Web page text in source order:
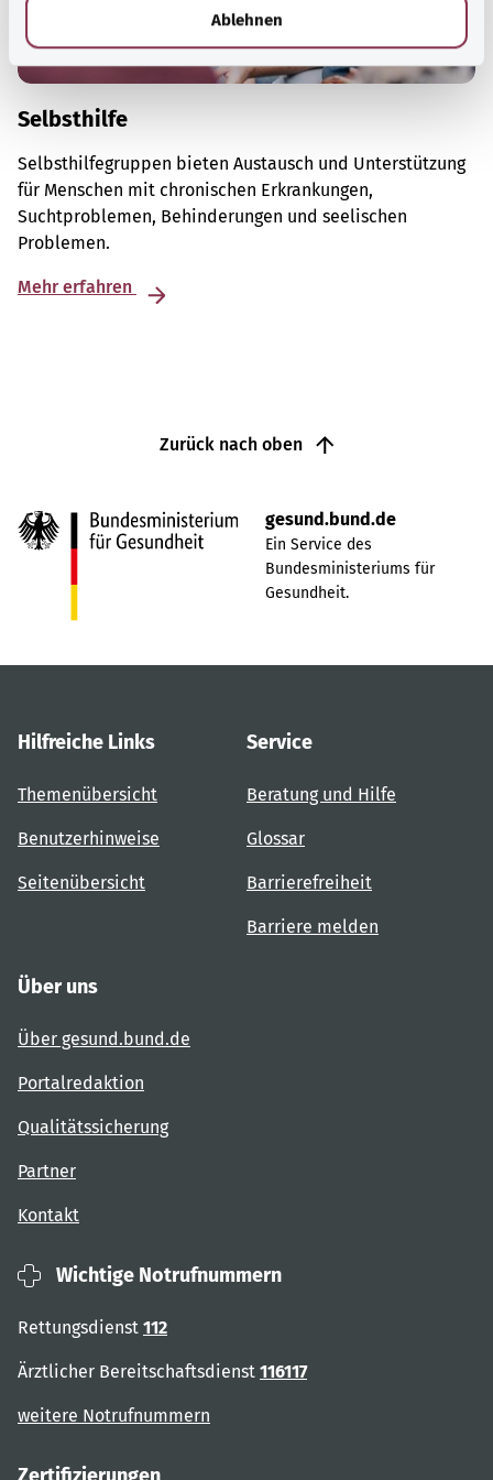
Ablehnen
Selbsthilfe
Selbsthilfegruppen bieten Austausch und Unterstützung
für Menschen mit chronischen Erkrankungen,
Suchtproblemen, Behinderungen und seelischen
Problemen.
Mehr erfahren
Zurück nach oben
gesund.bund.de
Ein Service des
Bundesministeriums für
Gesundheit.
Hilfreiche Links
Themenübersicht
Benutzerhinweise
Seitenübersicht
Service
Beratung und Hilfe
Glossar
Barrierefreiheit
Barriere melden
Über uns
Über gesund.bund.de
Portalredaktion
Qualitätssicherung
Partner
Kontakt
Wichtige Notrufnummern
Rettungsdienst 112
Ärztlicher Bereitschaftsdienst 116117
weitere Notrufnummern